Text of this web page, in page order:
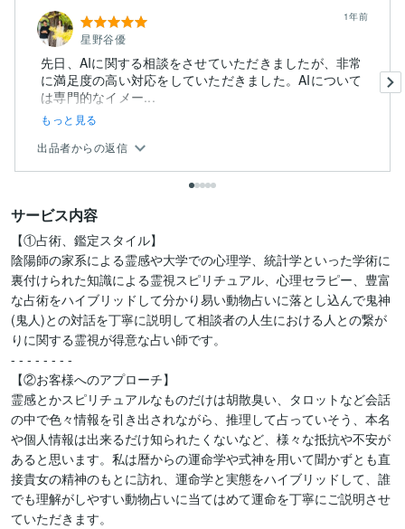
星野谷優
1年前
先日、AIに関する相談をさせていただきましたが、非常
に満足度の高い対応をしていただきました。AIについて
は専門的なイメー...
もっと見る
出品者からの返信
サービス内容
【①占術、鑑定スタイル】
陰陽師の家系による霊感や大学での心理学、統計学といった学術に
裏付けられた知識による霊視スピリチュアル、心理セラピー、豊富
な占術をハイブリッドして分かり易い動物占いに落とし込んで鬼神
(鬼人)との対話を丁寧に説明して相談者の人生における人との繋が
りに関する霊視が得意な占い師です。
- - - - - - - -
【②お客様へのアプローチ】
霊感とかスピリチュアルなものだけは胡散臭い、タロットなど会話
の中で色々情報を引き出されながら、推理して占っていそう、本名
や個人情報は出来るだけ知られたくないなど、様々な抵抗や不安が
あると思います。私は暦からの運命学や式神を用いて聞かずとも直
接貴女の精神のもとに訪れ、運命学と実態をハイブリッドして、誰
でも理解がしやすい動物占いに当てはめて運命を丁寧にご説明させ
ていただきます。